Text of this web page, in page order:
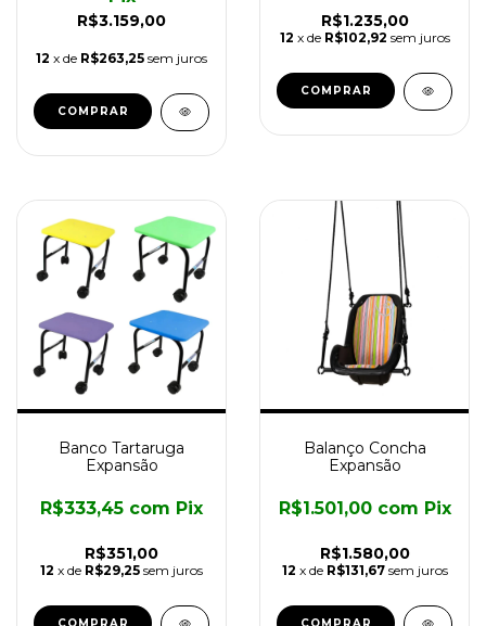
R$3.159,00
12 x de R$263,25 sem juros
R$1.235,00
12 x de R$102,92 sem juros
COMPRAR
Banco Tartaruga
Expansão
R$351,00
R$333,45 com Pix
12 x de R$29,25 sem juros
Balanço Concha
Expansão
R$1.580,00
R$1.501,00 com Pix
12 x de R$131,67 sem juros